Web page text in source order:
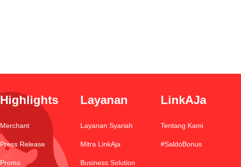
Highlights
Merchant
Press Release
Promo
Layanan
Layanan Syariah
Mitra LinkAja
Business Solution
LinkAJa
Tentang Kami
#SaldoBonus